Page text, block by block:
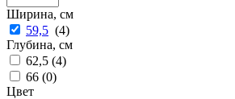
Ширина, см
59,5 (4)
Глубина, см
62,5 (4)
66 (0)
Цвет